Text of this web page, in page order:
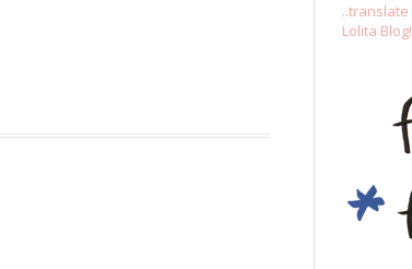
..translate
Lolita Blog!